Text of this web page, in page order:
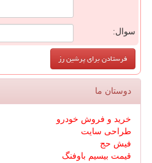
سوال:
دوستان ما
خرید و فروش خودرو
طراحی سایت
فیش حج
قیمت بیسیم باوفنگ